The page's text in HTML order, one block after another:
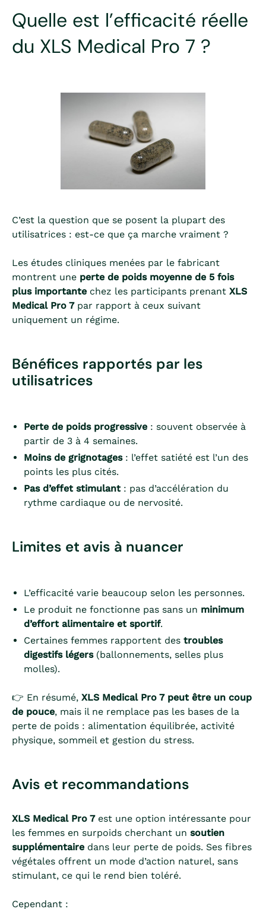
Quelle est l’efficacité réelle
du XLS Medical Pro 7 ?
C’est la question que se posent la plupart des
utilisatrices : est-ce que ça marche vraiment ?
Les études cliniques menées par le fabricant
montrent une perte de poids moyenne de 5 fois
plus importante chez les participants prenant XLS
Medical Pro 7par rapport à ceux suivant
uniquement un régime.
Bénéfices rapportés par les
utilisatrices
Perte de poids progressive : souvent observée à
partir de 3 à 4 semaines.
Moins de grignotages: l’effet satiété est l’un des
points les plus cités.
Pas d’effet stimulant : pas d’accélération du
rythme cardiaque ou de nervosité.
Limites et avis à nuancer
L’efficacité varie beaucoup selon les personnes.
Le produit ne fonctionne pas sans un minimum
d’effort alimentaire et sportif.
Certaines femmes rapportent des troubles
digestifs légers(ballonnements, selles plus
molles).
👉 En résumé, XLS Medical Pro 7 peut être un coup
de pouce, mais il ne remplace pas les bases de la
perte de poids : alimentation équilibrée, activité
physique, sommeil et gestion du stress.
Avis et recommandations
XLS Medical Pro 7est une option intéressante pour
les femmes en surpoids cherchant un soutien
supplémentaire dans leur perte de poids. Ses fibres
végétales offrent un mode d’action naturel, sans
stimulant, ce qui le rend bien toléré.
Cependant :